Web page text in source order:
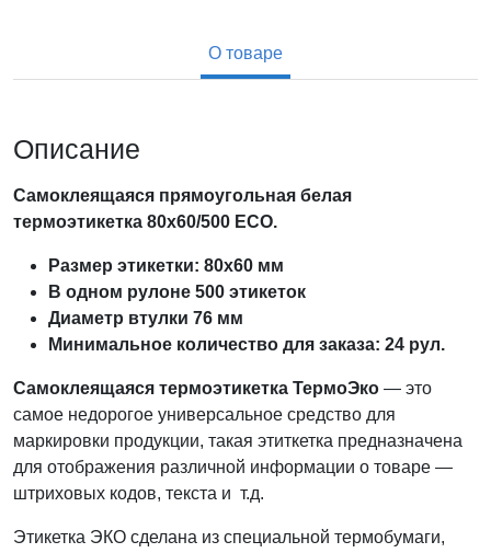
О товаре
Описание
Самоклеящаяся прямоугольная белая
термоэтикетка 80х60/500 ECO.
Размер этикетки: 80х60 мм
В одном рулоне 500 этикеток
Диаметр втулки 76 мм
Минимальное количество для заказа: 24 рул.
Самоклеящаяся термоэтикетка ТермоЭко — это
самое недорогое универсальное средство для
маркировки продукции, такая этиткетка предназначена
для отображения различной информации о товаре —
штриховых кодов, текста и т.д.
Этикетка ЭКО сделана из специальной термобумаги,